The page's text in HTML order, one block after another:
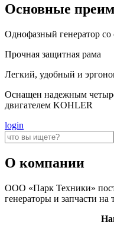
Основные
Однофазный генератор
Прочная защитная рама
Легкий, удобный и
Оснащен надежным
двигателем KOHLER
login
О компании
ООО «Парк Техники»
генераторы и запчасти на